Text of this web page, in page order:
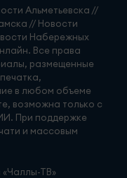
Альметьевска //
// Новости
Набережных
Все права
размещенные
в любом объеме
возможна только с
При поддержке
и массовым
ТВ»